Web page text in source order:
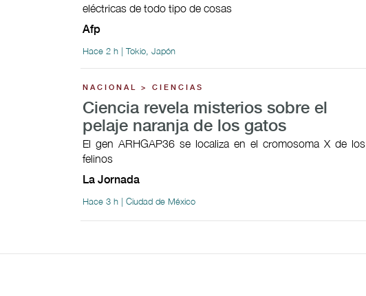
eléctricas de todo tipo de cosas
Afp
Hace 2 h | Tokio, Japón
NACIONAL > CIENCIAS
Ciencia revela misterios sobre el
pelaje naranja de los gatos
El gen ARHGAP36 se localiza en el cromosoma X de los
felinos
La Jornada
Hace 3 h | Ciudad de México